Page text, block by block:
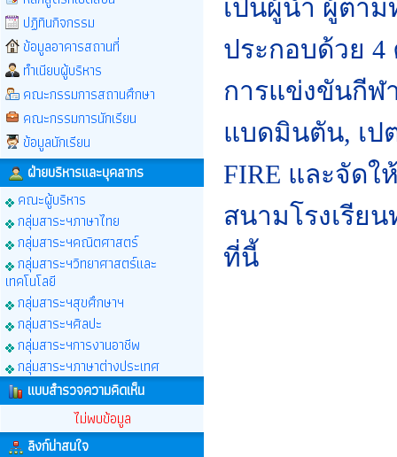
ปฏิทินกิจกรรม
ข้อมูลอาคารสถานที่
ทำเนียบผู้บริหาร
คณะกรรมการสถานศึกษา
คณะกรรมการนักเรียน
ข้อมูลนักเรียน
ฝ่ายบริหารและบุคลากร
คณะผู้บริหาร
กลุ่มสาระฯภาษาไทย
กลุ่มสาระฯคณิตศาสตร์
กลุ่มสาระฯวิทยาศาสตร์และ
เทคโนโลยี
กลุ่มสาระฯสุขศึกษาฯ
กลุ่มสาระฯศิลปะ
กลุ่มสาระฯการงานอาชีพ
กลุ่มสาระฯภาษาต่างประเทศ
แบบสำรวจความคิดเห็น
ไม่พบข้อมูล
ลิงก์น่าสนใจ
เป็นผู้นำ ผู้ตา
ประกอบด้วย 4
การแข่งขันกีฬ
แบดมินตัน, เป
FIRE และจัด
สนามโรงเรี
ที่นี้